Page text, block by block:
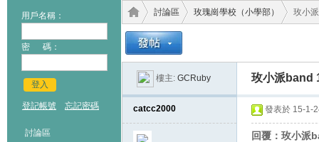
用戶名稱：
密 碼：
登入
登記帳號 忘記密碼
討論區
教育›
討論區 玫瑰崗學校（小學部）
›
玫小
樓主: GCRuby 玫小派band
catcc2000 發表於 15-1-
回覆：玫小派